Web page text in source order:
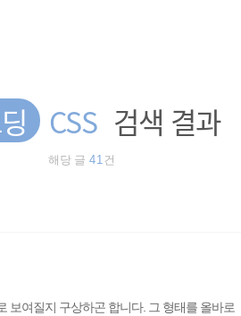
CSS 검색 결과
해당 글 41건
보여질지 구상하곤 합니다. 그 형태를 올바로